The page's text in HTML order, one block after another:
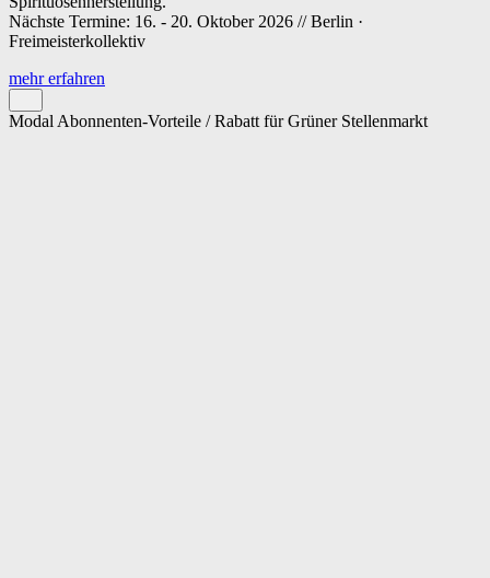
Nächste Termine: 16. - 20. Oktober 2026 // Berlin ·
Freimeisterkollektiv
mehr erfahren
Modal Abonnenten-Vorteile / Rabatt für Grüner Stellenmarkt